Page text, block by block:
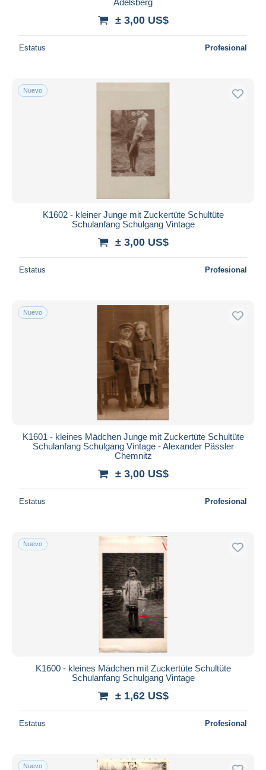
± 3,00 US$
Estatus Profesional
Nuevo
K1602 - kleiner Junge mit Zuckertüte Schultüte
Schulanfang Schulgang Vintage
± 3,00 US$
Estatus Profesional
Nuevo
K1601 - kleines Mädchen Junge mit Zuckertüte Schultüte
Schulanfang Schulgang Vintage - Alexander Pässler
Chemnitz
± 3,00 US$
Estatus Profesional
Nuevo
K1600 - kleines Mädchen mit Zuckertüte Schultüte
Schulanfang Schulgang Vintage
± 1,62 US$
Estatus Profesional
Nuevo